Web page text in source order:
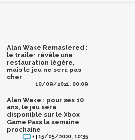
Alan Wake Remastered :
le trailer révèle une
restauration légère,
mais le jeu ne sera pas
cher
10/09/2021, 00:09
Alan Wake : pour ses 10
ans, le jeu sera
disponible sur le Xbox
Game Pass la semaine
prochaine
1 |15/05/2020, 10:35